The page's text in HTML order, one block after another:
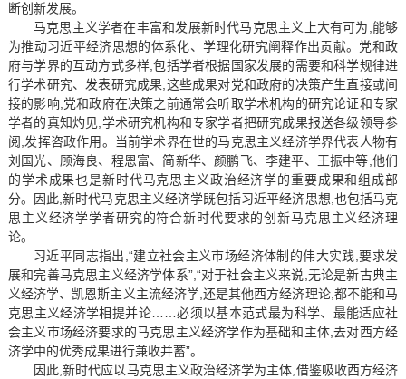
断创新发展。
马克思主义学者在丰富和发展新时代马克思主义上大有可为,能够
为推动习近平经济思想的体系化、学理化研究阐释作出贡献。党和政
府与学界的互动方式多样,包括学者根据国家发展的需要和科学规律进
行学术研究、发表研究成果,这些成果对党和政府的决策产生直接或间
接的影响;党和政府在决策之前通常会听取学术机构的研究论证和专家
学者的真知灼见;学术研究机构和专家学者把研究成果报送各级领导参
阅,发挥咨政作用。当前学术界在世的马克思主义经济学界代表人物有
刘国光、顾海良、程恩富、简新华、颜鹏飞、李建平、王振中等,他们
的学术成果也是新时代马克思主义政治经济学的重要成果和组成部
分。因此,新时代马克思主义经济学既包括习近平经济思想,也包括马克
思主义经济学学者研究的符合新时代要求的创新马克思主义经济理
论。
习近平同志指出,“建立社会主义市场经济体制的伟大实践,要求发
展和完善马克思主义经济学体系”,“对于社会主义来说,无论是新古典主
义经济学、凯恩斯主义主流经济学,还是其他西方经济理论,都不能和马
克思主义经济学相提并论……必须以基本范式最为科学、最能适应社
会主义市场经济要求的马克思主义经济学作为基础和主体,去对西方经
济学中的优秀成果进行兼收并蓄”。
因此,新时代应以马克思主义政治经济学为主体,借鉴吸收西方经济